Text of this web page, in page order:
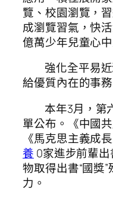
覽、校園瀏覽，
成瀏覽習氣，快
億萬少年兒童心
強化全平易
給優質內在的事務
本年3月，第
單公布。《中國
《馬克思主義成
養 0家進步前輩
物取得出書“國獎
力。